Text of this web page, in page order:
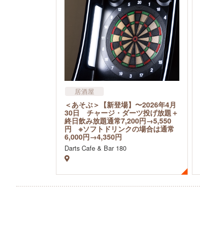
居酒屋
バー・バル・ダイニングバー
ゲームセンター
飲食店
娯楽施設内飲食
その他
＜あそぶ＞【新登場】〜2026年4月
30日 チャージ・ダーツ投げ放題＋
終日飲み放題通常7,200円→5,550
円 ※ソフトドリンクの場合は通常
6,000円→4,350円
Darts Cafe & Bar 180